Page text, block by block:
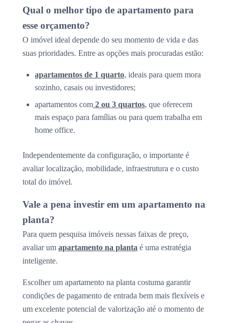
Qual o melhor tipo de apartamento para
esse orçamento?
O imóvel ideal depende do seu momento de vida e das
suas prioridades. Entre as opções mais procuradas estão:
apartamentos de 1 quarto, ideais para quem mora
sozinho, casais ou investidores;
apartamentos com 2 ou 3 quartos, que oferecem
mais espaço para famílias ou para quem trabalha em
home office.
Independentemente da configuração, o importante é
avaliar localização, mobilidade, infraestrutura e o custo
total do imóvel.
Vale a pena investir em um apartamento na
planta?
Para quem pesquisa imóveis nessas faixas de preço,
avaliar um apartamento na planta é uma estratégia
inteligente.
Escolher um apartamento na planta costuma garantir
condições de pagamento de entrada bem mais flexíveis e
um excelente potencial de valorização até o momento de